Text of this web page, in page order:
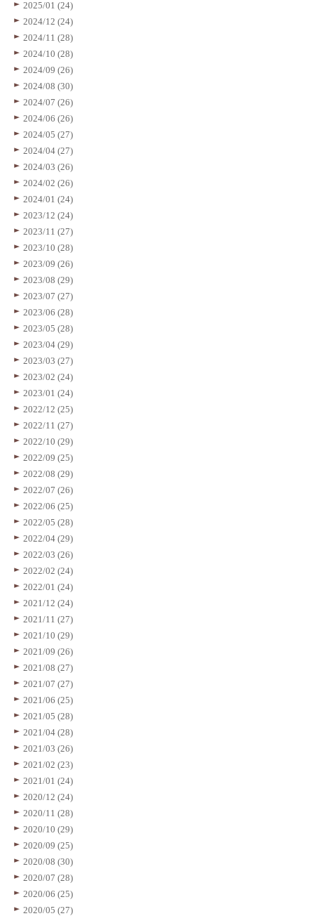
2025/01 (24)
2024/12 (24)
2024/11 (28)
2024/10 (28)
2024/09 (26)
2024/08 (30)
2024/07 (26)
2024/06 (26)
2024/05 (27)
2024/04 (27)
2024/03 (26)
2024/02 (26)
2024/01 (24)
2023/12 (24)
2023/11 (27)
2023/10 (28)
2023/09 (26)
2023/08 (29)
2023/07 (27)
2023/06 (28)
2023/05 (28)
2023/04 (29)
2023/03 (27)
2023/02 (24)
2023/01 (24)
2022/12 (25)
2022/11 (27)
2022/10 (29)
2022/09 (25)
2022/08 (29)
2022/07 (26)
2022/06 (25)
2022/05 (28)
2022/04 (29)
2022/03 (26)
2022/02 (24)
2022/01 (24)
2021/12 (24)
2021/11 (27)
2021/10 (29)
2021/09 (26)
2021/08 (27)
2021/07 (27)
2021/06 (25)
2021/05 (28)
2021/04 (28)
2021/03 (26)
2021/02 (23)
2021/01 (24)
2020/12 (24)
2020/11 (28)
2020/10 (29)
2020/09 (25)
2020/08 (30)
2020/07 (28)
2020/06 (25)
2020/05 (27)